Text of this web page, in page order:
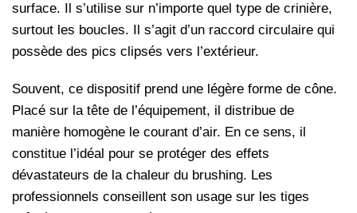
surface. Il s’utilise sur n’importe quel type de crinière,
surtout les boucles. Il s’agit d’un raccord circulaire qui
possède des pics clipsés vers l’extérieur.
Souvent, ce dispositif prend une légère forme de cône.
Placé sur la tête de l’équipement, il distribue de
manière homogène le courant d’air. En ce sens, il
constitue l’idéal pour se protéger des effets
dévastateurs de la chaleur du brushing. Les
professionnels conseillent son usage sur les tiges